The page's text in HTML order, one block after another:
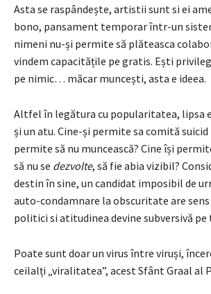
Asta se raspândește, artistii sunt si ei
bono, pansament temporar într-un
nimeni nu-și permite să plăteasca
vindem capacitățile pe gratis. Ești
pe nimic… măcar muncești, asta e ideea.
Altfel în legătura cu popularitatea, lipsa
și un atu. Cine-și permite sa comită
permite să nu muncească? Cine își
să nu se dezvolte, să fie abia vizibil?
destin în sine, un candidat imposibil de
auto-condamnare la obscuritate are
politici si atitudinea devine subversivă
Poate sunt doar un virus între viruși,
ceilalți „viralitatea”, acest Sfânt Graal al